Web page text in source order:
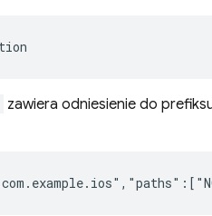
zawiera odniesienie do